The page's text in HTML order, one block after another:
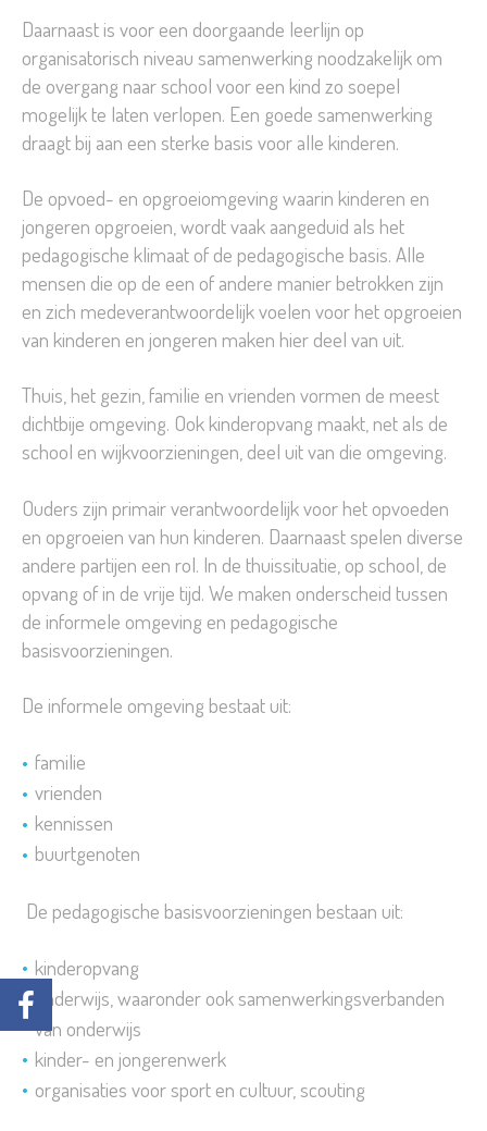
Daarnaast is voor een doorgaande leerlijn op
organisatorisch niveau samenwerking noodzakelijk om
de overgang naar school voor een kind zo soepel
mogelijk te laten verlopen. Een goede samenwerking
draagt bij aan een sterke basis voor alle kinderen.
De opvoed- en opgroeiomgeving waarin kinderen en
jongeren opgroeien, wordt vaak aangeduid als het
pedagogische klimaat of de pedagogische basis. Alle
mensen die op de een of andere manier betrokken zijn
en zich medeverantwoordelijk voelen voor het opgroeien
van kinderen en jongeren maken hier deel van uit.
Thuis, het gezin, familie en vrienden vormen de meest
dichtbije omgeving. Ook kinderopvang maakt, net als de
school en wijkvoorzieningen, deel uit van die omgeving.
Ouders zijn primair verantwoordelijk voor het opvoeden
en opgroeien van hun kinderen. Daarnaast spelen diverse
andere partijen een rol. In de thuissituatie, op school, de
opvang of in de vrije tijd. We maken onderscheid tussen
de informele omgeving en pedagogische
basisvoorzieningen.
De informele omgeving bestaat uit:
familie
vrienden
kennissen
buurtgenoten
De pedagogische basisvoorzieningen bestaan uit:
kinderopvang
onderwijs, waaronder ook samenwerkingsverbanden
van onderwijs
kinder- en jongerenwerk
organisaties voor sport en cultuur, scouting